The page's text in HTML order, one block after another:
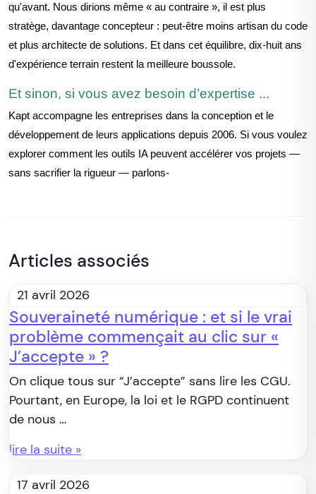
qu'avant. Nous dirions même « au contraire », il est plus
stratège, davantage concepteur : peut-être moins artisan du code
et plus architecte de solutions. Et dans cet équilibre, dix-huit ans
d'expérience terrain restent la meilleure boussole.
Et sinon, si vous avez besoin d’expertise ...
Kapt accompagne les entreprises dans la conception et le
développement de leurs applications depuis 2006. Si vous voulez
explorer comment les outils IA peuvent accélérer vos projets —
sans sacrifier la rigueur — parlons-
Articles associés
21 avril 2026
Souveraineté numérique : et si le vrai
problème commençait au clic sur «
J’accepte » ?
On clique tous sur “J’accepte” sans lire les CGU.
Pourtant, en Europe, la loi et le RGPD continuent
de nous …
lire la suite »
17 avril 2026